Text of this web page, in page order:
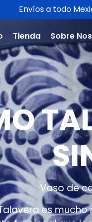
Envíos a todo
Tienda Sobre
Vaso de
es